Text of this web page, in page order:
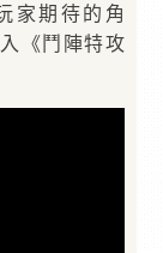
家期待的角
《鬥陣特攻